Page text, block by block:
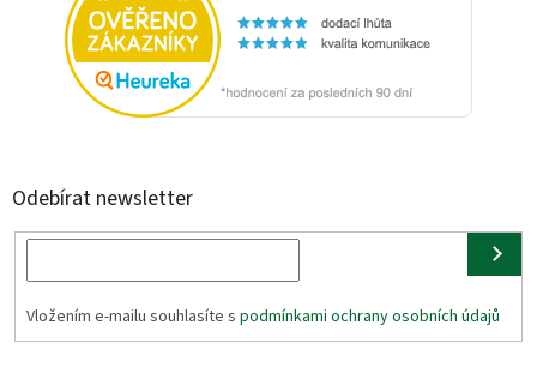
Odebírat newsletter
Vložením e-mailu souhlasíte s podmínkami ochrany osobních údajů